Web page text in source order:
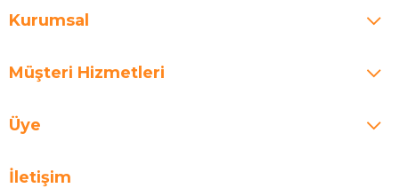
Kurumsal
Müşteri Hizmetleri
Üye
İletişim